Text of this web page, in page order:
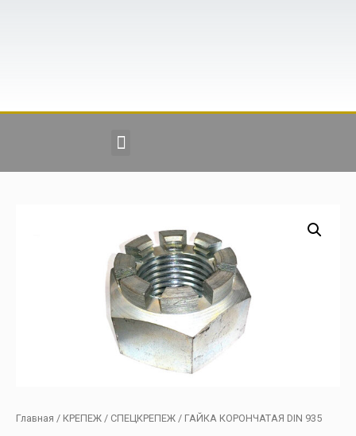
Главная / КРЕПЕЖ / СПЕЦКРЕПЕЖ / ГАЙКА КОРОНЧАТАЯ DIN 935